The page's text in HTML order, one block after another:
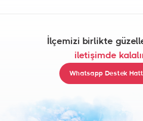
İlçemizi birlikte
iletişimde
Whatsapp Destek